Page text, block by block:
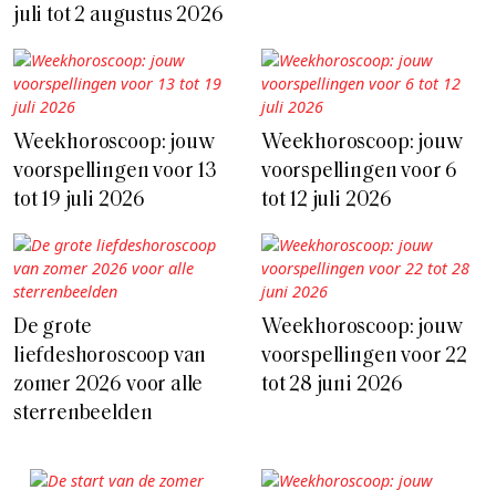
juli tot 2 augustus 2026
Weekhoroscoop: jouw
voorspellingen voor 13
tot 19 juli 2026
Weekhoroscoop: jouw
voorspellingen voor 6
tot 12 juli 2026
De grote
liefdeshoroscoop van
zomer 2026 voor alle
sterrenbeelden
Weekhoroscoop: jouw
voorspellingen voor 22
tot 28 juni 2026